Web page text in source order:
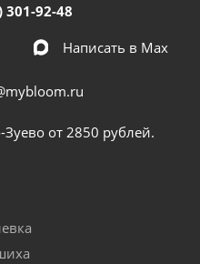
301-92-48
Написать в Мах
от 2850 рублей.